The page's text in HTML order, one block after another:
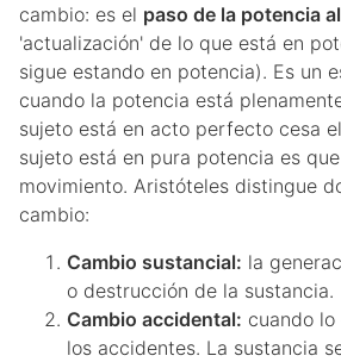
cambio: es el paso de la potencia
'actualización' de lo que está en
sigue estando en potencia). Es un
cuando la potencia está
sujeto está en acto perfecto cesa
sujeto está en pura potencia es
movimiento. Aristóteles distingue
cambio:
Cambio sustancial: la
o destrucción de la sustancia.
Cambio accidental: cuando
los accidentes. La sustancia